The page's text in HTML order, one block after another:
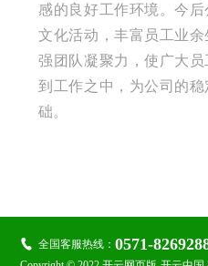
感的良好工作环境。今
文化活动，丰富员工业
强团队凝聚力，使广大
到工作之中，为公司的
础。
 全国客服热线：0571-